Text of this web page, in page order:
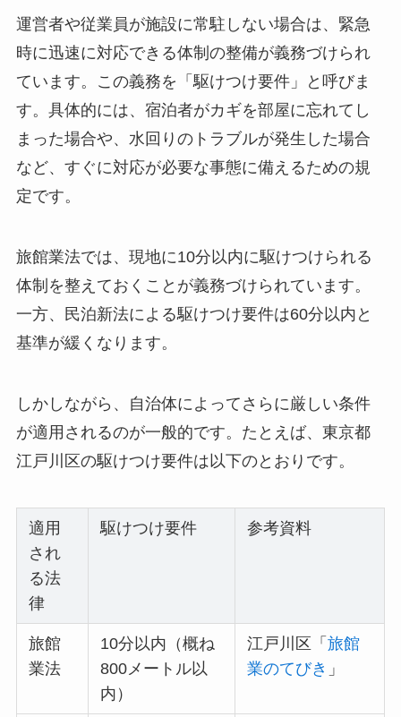
運営者や従業員が施設に常駐しない場合は、緊急
時に迅速に対応できる体制の整備が義務づけられ
ています。この義務を「駆けつけ要件」と呼びま
す。具体的には、宿泊者がカギを部屋に忘れてし
まった場合や、水回りのトラブルが発生した場合
など、すぐに対応が必要な事態に備えるための規
定です。
旅館業法では、現地に10分以内に駆けつけられる
体制を整えておくことが義務づけられています。
一方、民泊新法による駆けつけ要件は60分以内と
基準が緩くなります。
しかしながら、自治体によってさらに厳しい条件
が適用されるのが一般的です。たとえば、東京都
江戸川区の駆けつけ要件は以下のとおりです。
適用
され
る法
律
駆けつけ要件 参考資料
旅館
業法
10分以内（概ね
800メートル以
内）
江戸川区「旅館
業のてびき 」